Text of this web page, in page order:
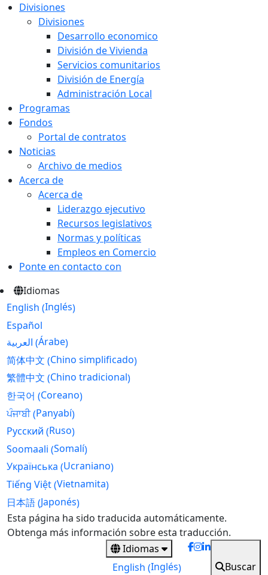
Divisiones
Divisiones
Desarrollo economico
División de Vivienda
Servicios comunitarios
División de Energía
Administración Local
Programas
Fondos
Portal de contratos
Noticias
Archivo de medios
Acerca de
Acerca de
Liderazgo ejecutivo
Recursos legislativos
Normas y políticas
Empleos en Comercio
Ponte en contacto con
Idiomas
English (Inglés)
Español
العربية (Árabe)
简体中文 (Chino simplificado)
繁體中文 (Chino tradicional)
한국어 (Coreano)
ਪੰਜਾਬੀ(Panyabí)
Русский (Ruso)
Soomaali (Somalí)
Українська (Ucraniano)
Tiếng Việt(Vietnamita)
日本語(Japonés)
Skip
to
Esta página ha sido traducida automáticamente.
Obtenga más información sobre esta traducción.
Idiomas
English (Inglés)
Buscar